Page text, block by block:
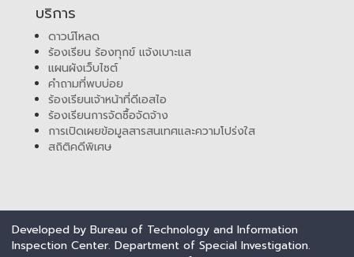
บริการ
ดาวน์โหลด
ร้องเรียน ร้องทุกข์ แจ้งเบาะแส
แผนผังเว็บไซต์
คำถามที่พบบ่อย
ร้องเรียนเจ้าหน้าที่ดีเอสไอ
ร้องเรียนการจัดซื้อจัดจ้าง
การเปิดเผยข้อมูลสารสนเทศและความโปร่งใส
สถิติคดีพิเศษ
Developed by Bureau of Technology and Information
Inspection Center. Department of Special Investigation.